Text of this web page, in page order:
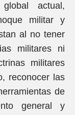
actual,
militar y
al no tener
militares ni
militares
reconocer las
de
general y